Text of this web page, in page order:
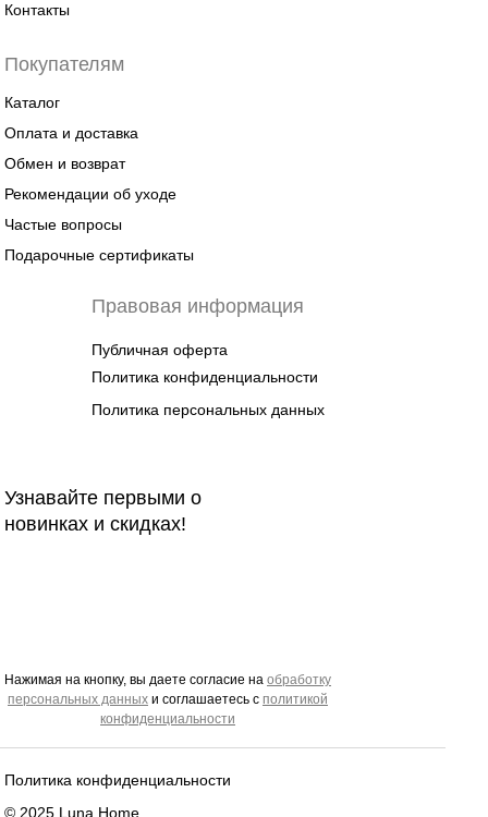
Каталог
Оплата и доставка
Обмен и возврат
Рекомендации об уходе
Частые вопросы
Подарочные сертификаты
Контакты
Покупателям
Правовая информация
Политика персональных данных
Политика конфиденциальности
Публичная оферта
© 2025 Luna Home
Политика конфиденциальности
Узнавайте первыми о
новинках и скидках!
Нажимая на кнопку, вы даете согласие на обработку
персональных данных и соглашаетесь c политикой
конфиденциальности